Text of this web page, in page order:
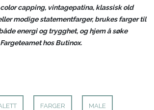
capping, vintagepatina, klassisk old
modige statementfarger, brukes farger til
energi og trygghet, og hjem å søke
hos Butinox.
FARGER MALE